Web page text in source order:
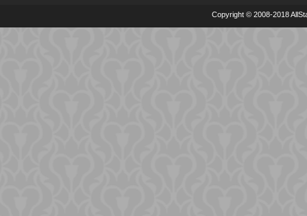
Copyright © 2008-2018